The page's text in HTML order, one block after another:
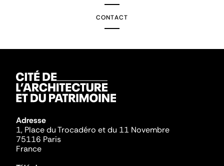
CONTACT
Adresse
1, Place du Trocadéro et du 11 Novembre
75116 Paris
France